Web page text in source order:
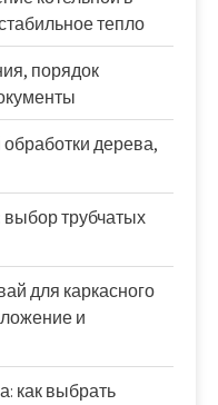
тепло
порядок
дерева,
трубчатых
для каркасного
и
как выбрать